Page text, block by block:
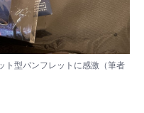
ト型パンフレットに感激（筆者